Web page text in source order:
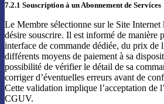
7.2.1 Souscription à un Abonnement de Services
Le Membre sélectionne sur le Site
désire souscrire. Il est informé de manière
interface de commande dédiée, du prix de
différents moyens de paiement à sa
possibilité de vérifier le détail de sa
corriger d’éventuelles erreurs avant de
Cette validation implique l’acceptation de
CGUV.